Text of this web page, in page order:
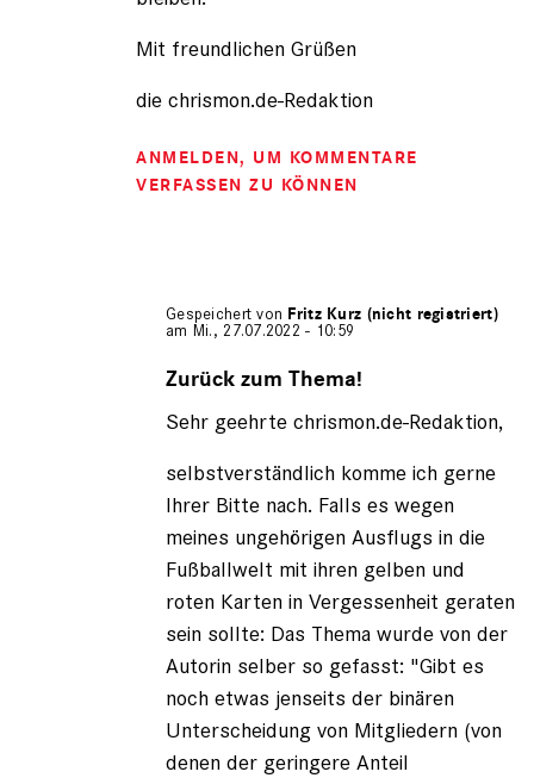
Mit freundlichen Grüßen
die chrismon.de-Redaktion
ANMELDEN, UM KOMMENTARE
VERFASSEN ZU KÖNNEN
Gespeichert von Fritz Kurz (nicht registriert)
am Mi., 27.07.2022 - 10:59
auf
Michael
Zurück zum Thema!
Sehr geehrte chrismon.de-Redaktion,
selbstverständlich komme ich gerne
Ihrer Bitte nach. Falls es wegen
meines ungehörigen Ausflugs in die
Fußballwelt mit ihren gelben und
roten Karten in Vergessenheit geraten
sein sollte: Das Thema wurde von der
Autorin selber so gefasst: "Gibt es
noch etwas jenseits der binären
Unterscheidung von Mitgliedern (von
denen der geringere Anteil